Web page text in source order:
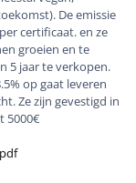
De emissie
certificaat. en ze
groeien en te
5 jaar te verkopen.
op gaat leveren
Ze zijn gevestigd in
5000€